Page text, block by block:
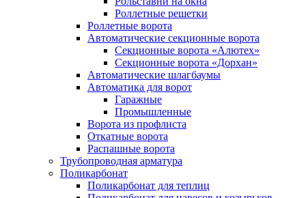
Роллетные решетки
Роллетные ворота
Автоматические секционные ворота
Секционные ворота «Алютех»
Секционные ворота «Дорхан»
Автоматические шлагбаумы
Автоматика для ворот
Гаражные
Промышленные
Ворота из профлиста
Откатные ворота
Распашные ворота
Трубопроводная арматура
Поликарбонат
Поликарбонат для теплиц